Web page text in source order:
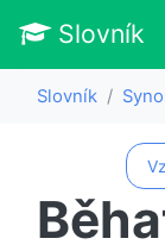
Slovník
Slovník